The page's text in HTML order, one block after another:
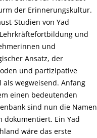
der Erinnerungskultur.
Studien von Yad
und
und
Ansatz, der
und partizipative
wegweisend. Anfang
einen bedeutenden
sind nun die Namen
Ein Yad
wäre das erste